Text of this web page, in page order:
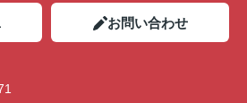
お問い合わせ